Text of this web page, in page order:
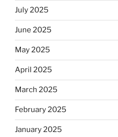
July 2025
June 2025
May 2025
April 2025
March 2025
February 2025
January 2025